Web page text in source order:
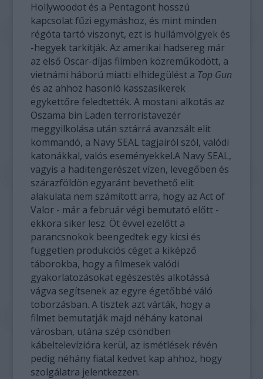
Hollywoodot és a Pentagont hosszú
kapcsolat fűzi egymáshoz, és mint minden
régóta tartó viszonyt, ezt is hullámvölgyek és
-hegyek tarkítják. Az amerikai hadsereg már
az első Oscar-díjas filmben közreműködött, a
vietnámi háború miatti elhidegülést a Top Gun
és az ahhoz hasonló kasszasikerek
egykettőre feledtették. A mostani alkotás az
Oszama bin Laden terroristavezér
meggyilkolása után sztárrá avanzsált elit
kommandó, a Navy SEAL tagjairól szól, valódi
katonákkal, valós eseményekkel.A Navy SEAL,
vagyis a haditengerészet vízen, levegőben és
szárazföldön egyaránt bevethető elit
alakulata nem számított arra, hogy az Act of
Valor - már a február végi bemutató előtt -
ekkora siker lesz. Öt évvel ezelőtt a
parancsnokok beengedtek egy kicsi és
független produkciós céget a kiképző
táborokba, hogy a filmesek valódi
gyakorlatozásokat egészestés alkotássá
vágva segítsenek az egyre égetőbbé váló
toborzásban. A tisztek azt várták, hogy a
filmet bemutatják majd néhány katonai
városban, utána szép csöndben
kábeltelevízióra kerül, az ismétlések révén
pedig néhány fiatal kedvet kap ahhoz, hogy
szolgálatra jelentkezzen.